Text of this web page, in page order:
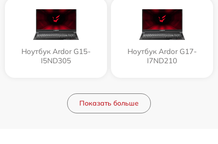
Ноутбук Ardor G15-
I5ND305
Ноутбук Ardor G17-
I7ND210
Показать больше